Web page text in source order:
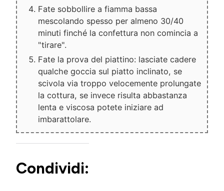
Fate sobbollire a fiamma bassa
mescolando spesso per almeno 30/40
minuti finché la confettura non comincia a
"tirare".
Fate la prova del piattino: lasciate cadere
qualche goccia sul piatto inclinato, se
scivola via troppo velocemente prolungate
la cottura, se invece risulta abbastanza
lenta e viscosa potete iniziare ad
imbarattolare.
Condividi: